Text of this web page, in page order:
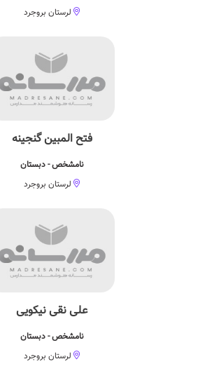
لرستان بروجرد
فتح المبین گنجینه
نامشخص - دبستان
لرستان بروجرد
علی نقی نیکویی
نامشخص - دبستان
لرستان بروجرد